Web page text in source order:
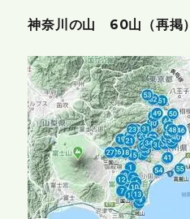
神奈川の山 60山（再掲）